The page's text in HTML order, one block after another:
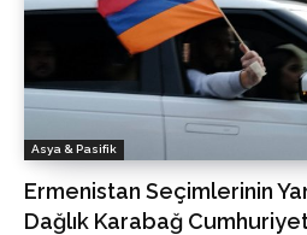
Asya & Pasifik
Ermenistan Seçimlerinin
Dağlık Karabağ